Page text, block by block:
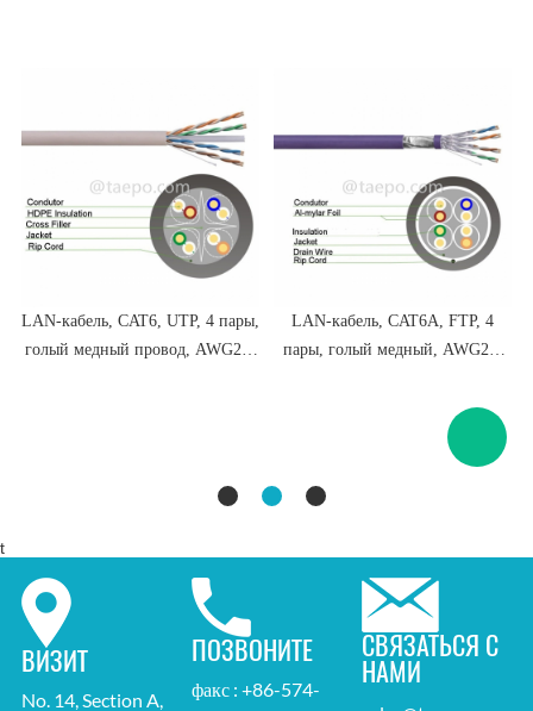
LAN-кабель, CAT6, UTP, 4 пары,
голый медный провод, AWG23,
LAN-кабель, CAT6A, FTP, 4
пары, голый медный, AWG23,
t
ВИЗИТ
No. 14, Section A,
ПОЗВОНИТЕ
факс : +86-574-
СВЯЗАТЬСЯ С
НАМИ